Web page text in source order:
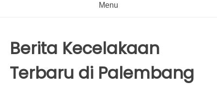
Menu
Berita Kecelakaan
Terbaru di Palembang